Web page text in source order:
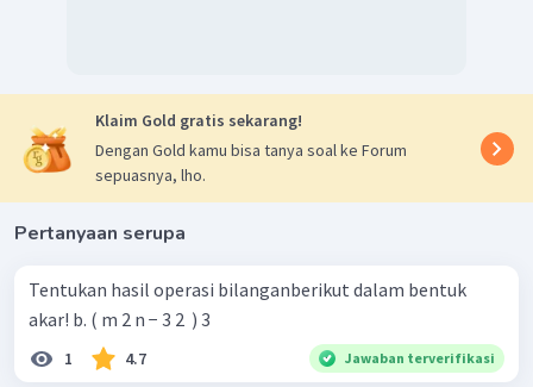
Klaim Gold gratis sekarang!
Dengan Gold kamu bisa tanya soal ke Forum
sepuasnya, lho.
Pertanyaan serupa
Tentukan hasil operasi bilanganberikut dalam bentuk
akar! b. ( m 2 n − 3 2 ​ ) 3
1 4.7 Jawaban terverifikasi